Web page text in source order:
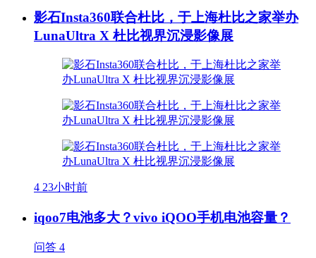
影石Insta360联合杜比，于上海杜比之家举办
LunaUltra X 杜比视界沉浸影像展
4 23小时前
iqoo7电池多大？vivo iQOO手机电池容量？
问答 4